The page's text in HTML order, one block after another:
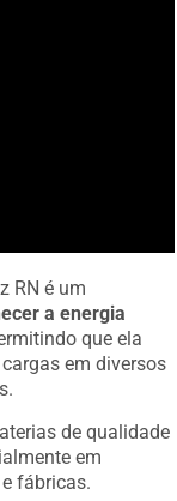
RN é um
a energia
que ela
em diversos
de qualidade
em
fábricas.